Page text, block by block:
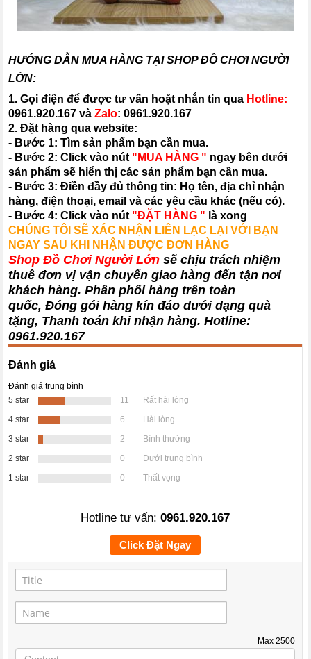
HƯỚNG DẪN MUA HÀNG TẠI SHOP ĐỒ CHƠI NGƯỜI
LỚN:
1. Gọi điện để được tư vấn hoặt nhắn tin qua Hotline:
0961.920.167 vàZalo:0961.920.167
2. Đặt hàng qua website:
- Bước 1: Tìm sản phẩm bạn cần mua.
- Bước 2: Click vào nút "MUA HÀNG " ngay bên dưới
sản phẩm sẽ hiển thị các sản phẩm bạn cần mua.
- Bước 3: Điền đầy đủ thông tin: Họ tên, địa chỉ nhận
hàng, điện thoại, email và các yêu cầu khác (nếu có).
- Bước 4: Click vào nút "ĐẶT HÀNG " là xong
CHÚNG TÔI SẼ XÁC NHẬN LIÊN LẠC LẠI VỚI BẠN
NGAY SAU KHI NHẬN ĐƯỢC ĐƠN HÀNG
Shop Đồ Chơi Người Lớn sẽ chịu trách nhiệm
thuê đơn vị vận chuyển giao hàng đến tận nơi
khách hàng. Phân phối hàng trên toàn
quốc, Đóng gói hàng kín đáo dưới dạng quà
tặng, Thanh toán khi nhận hàng. Hotline:
0961.920.167
Đánh giá
Đánh giá trung bình
5 star
11
Rất hài lòng
4 star
6
Hài lòng
3 star
2
Bình thường
2 star
0
Dưới trung bình
1 star
0 Thất vọng
Hotline tư vấn: 0961.920.167
Click Đặt Ngay
Max 2500